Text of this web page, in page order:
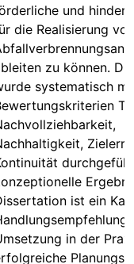
und
die Realisierung von
zu können.
systematisch
ist ein
in der
Planungs-